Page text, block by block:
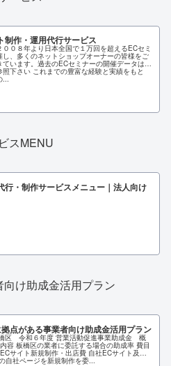
制作・運用代行サービス
００８年より日本全国で１万回を超えるECセミ
し、多くのネットショップオーナーの皆様をご
ています。過去のECセミナーの開催データはこ
豊富な経験と実績をもと
...
スMENU
行・制作サービスメニュー｜法人向け
け助成金活用プラン
点がある事業者向け助成金活用プラン
区 令和６年度 営業活動促進事業助成金 概
自社ページを新規制作を委...